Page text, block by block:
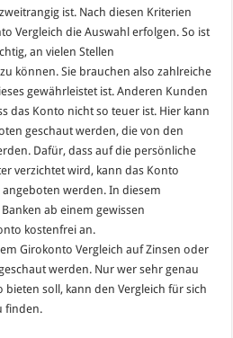
ist. Nach diesen Kriterien
Vergleich die Auswahl erfolgen. So ist
an vielen Stellen
können. Sie brauchen also zahlreiche
gewährleistet ist. Anderen Kunden
das Konto nicht so teuer ist. Hier kann
geschaut werden, die von den
Dafür, dass auf die persönliche
verzichtet wird, kann das Konto
werden. In diesem
ab einem gewissen
kostenfrei an.
Girokonto Vergleich auf Zinsen oder
werden. Nur wer sehr genau
bieten soll, kann den Vergleich für sich
finden.